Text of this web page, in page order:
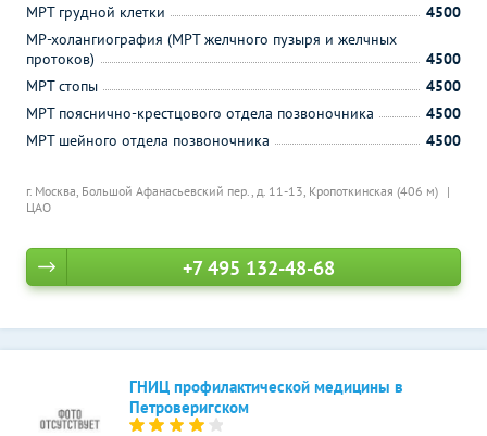
г. Москва, Большой Афанасьевский пер., д. 11-13, Кропоткинская (406 м)
ЦАО
МРТ грудной клетки
4500
МР-холангиография (МРТ желчного пузыря и желчных
протоков)
4500
МРТ стопы
4500
МРТ пояснично-крестцового отдела позвоночника
4500
МРТ шейного отдела позвоночника
4500
+7 495 132-48-68
ГНИЦ профилактической медицины в
Петроверигском